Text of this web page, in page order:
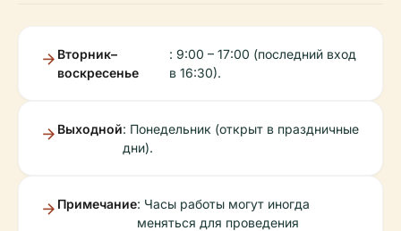
Вторник–
воскресенье
: 9:00 – 17:00 (последний вход
в 16:30).
Выходной: Понедельник (открыт в праздничные
дни).
Примечание: Часы работы могут иногда
меняться для проведения